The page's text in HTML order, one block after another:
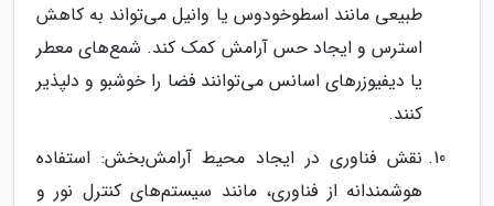
طبیعی مانند اسطوخودوس یا وانیل می‌تواند به کاهش
استرس و ایجاد حس آرامش کمک کند. شمع‌های معطر
یا دیفیوزرهای اسانس می‌توانند فضا را خوشبو و دلپذیر
کنند.
نقش فناوری در ایجاد محیط آرامش‌بخش: استفاده
هوشمندانه از فناوری، مانند سیستم‌های کنترل نور و